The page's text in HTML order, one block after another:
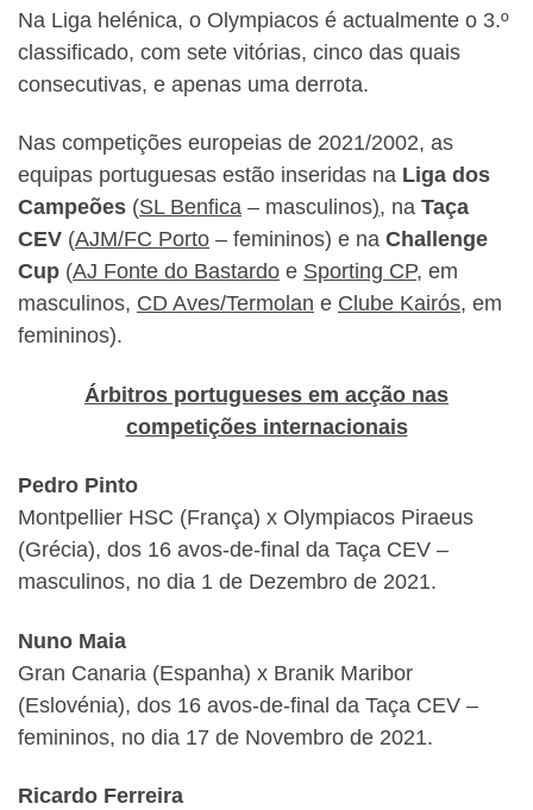
Na Liga helénica, o Olympiacos é actualmente o 3.º
classificado, com sete vitórias, cinco das quais
consecutivas, e apenas uma derrota.
Nas competições europeias de 2021/2002, as
equipas portuguesas estão inseridas na Liga dos
Campeões (SL Benfica – masculinos), na Taça
CEV (AJM/FC Porto – femininos) e na Challenge
Cup (AJ Fonte do Bastardo e Sporting CP, em
masculinos, CD Aves/Termolan e Clube Kairós, em
femininos).
Árbitros portugueses em acção nas
competições internacionais
Pedro Pinto
Montpellier HSC (França) x Olympiacos Piraeus
(Grécia), dos 16 avos-de-final da Taça CEV –
masculinos, no dia 1 de Dezembro de 2021.
Nuno Maia
Gran Canaria (Espanha) x Branik Maribor
(Eslovénia), dos 16 avos-de-final da Taça CEV –
femininos, no dia 17 de Novembro de 2021.
Ricardo Ferreira